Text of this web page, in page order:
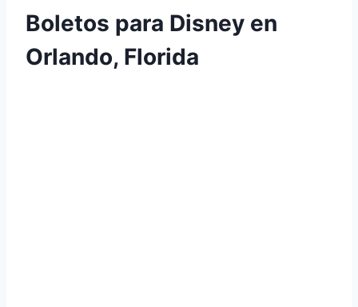
Boletos para Disney en
Orlando, Florida